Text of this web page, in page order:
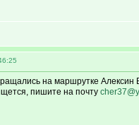
на маршрутке
пишите на почту